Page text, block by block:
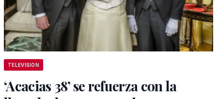
TELEVISION
‘Acacias 38’ se refuerza con la